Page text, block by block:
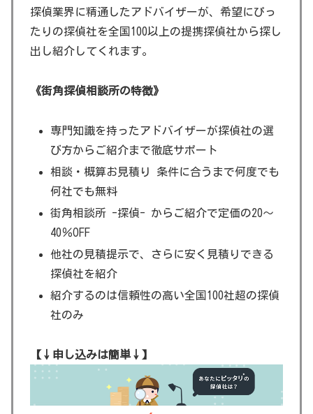
探偵業界に精通したアドバイザーが、希望にぴっ
たりの探偵社を全国100以上の提携探偵社から探し
出し紹介してくれます。
《街角探偵相談所の特徴》
専門知識を持ったアドバイザーが探偵社の選
び方からご紹介まで徹底サポート
相談・概算お見積り 条件に合うまで何度でも
何社でも無料
街角相談所 -探偵- からご紹介で定価の20～
40％OFF
他社の見積提示で、さらに安く見積りできる
探偵社を紹介
紹介するのは信頼性の高い全国100社超の探偵
社のみ
【↓申し込みは簡単↓】